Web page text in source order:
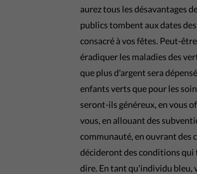
aurez tous les désavantages
publics tombent aux dates
consacré à vos fêtes. Peut-
éradiquer les maladies des
que plus d'argent sera
enfants verts que pour les
seront-ils généreux, en vous
vous, en allouant des
communauté, en ouvrant des
décideront des conditions qui
dire. En tant qu'individu bleu,